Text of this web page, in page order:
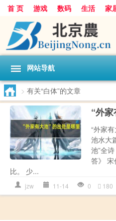
首 页 游戏 数码 生活 家
互联网
手机 购物
网站导航
> 有关“白体”的文章
“外
“外家
池水大
池”全
答》
比。 少...
jzw 11-14 0 180